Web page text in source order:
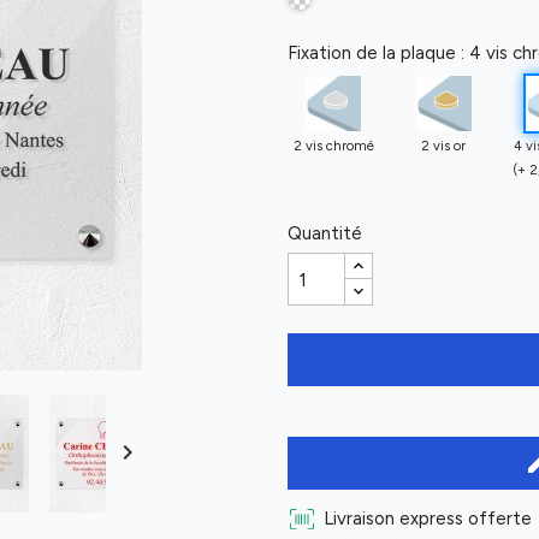

Fixation de la plaque : 4 vis
2 vis chromé 2 vis or
4
(+
Quantité
Livraison express offerte